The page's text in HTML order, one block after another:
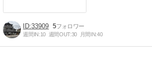
33909 5
週間IN:10 週間OUT:30 月間IN:40